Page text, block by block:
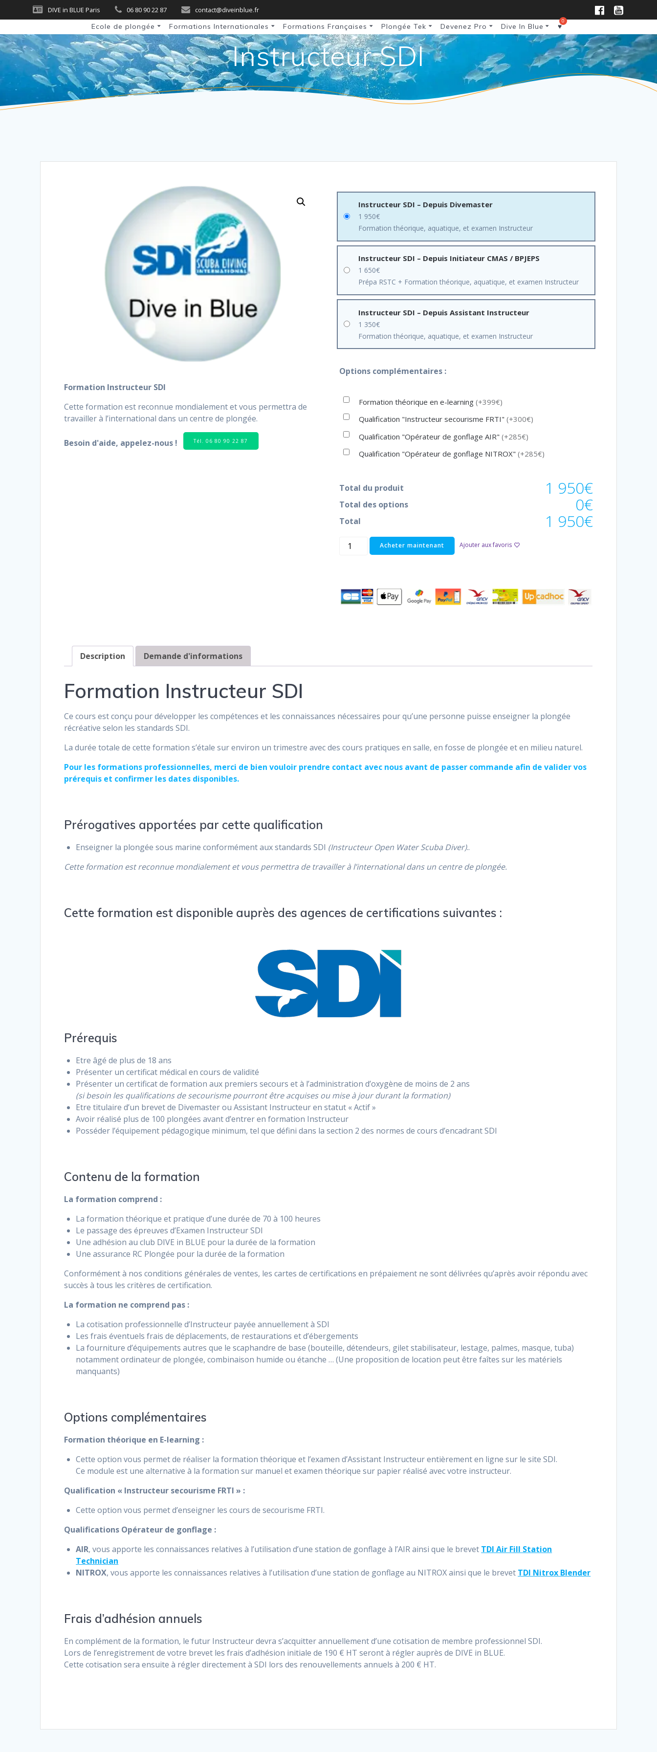
to
DIVE in BLUE Paris 06 80 90 22 87
contact@diveinblue.fr
Ecole de plongée
Formations Internationales Formations Françaises Plongée Tek Devenez Pro Dive In Blue ♥
Instructeur SDI
Formation Instructeur SDI
Cette formation est reconnue mondialement et vous permettra de
travailler à l’international dans un centre de plongée.
Besoin d'aide, appelez-nous ! Tél. 06 80 90 22 87
Instructeur SDI – Depuis Divemaster
1 950€
Formation théorique, aquatique, et examen Instructeur
Instructeur SDI – Depuis Initiateur CMAS / BPJEPS
1 650€
Prépa RSTC + Formation théorique, aquatique, et examen Instructeur
Instructeur SDI – Depuis Assistant Instructeur
1 350€
Formation théorique, aquatique, et examen Instructeur
Options complémentaires :
Formation théorique en e-learning (+399€)
Qualification "Instructeur secourisme FRTI" (+300€)
Qualification "Opérateur de gonflage AIR" (+285€)
Qualification "Opérateur de gonflage NITROX" (+285€)
Total du produit 1 950€
Total des options 0€
Total 1 950€
Acheter maintenant Ajouter aux favoris
Description Demande d'informations
Formation Instructeur SDI
Ce cours est conçu pour développer les compétences et les connaissances nécessaires pour qu’une personne puisse enseigner la plongée
récréative selon les standards SDI.
La durée totale de cette formation s’étale sur environ un trimestre avec des cours pratiques en salle, en fosse de plongée et en milieu naturel.
Pour les formations professionnelles, merci de bien vouloir prendre contact avec nous avant de passer commande afin de valider vos
prérequis et confirmer les dates disponibles.
Prérogatives apportées par cette qualification
Enseigner la plongée sous marine conformément aux standards SDI (Instructeur Open Water Scuba Diver)..
Cette formation est reconnue mondialement et vous permettra de travailler à l’international dans un centre de plongée.
Cette formation est disponible auprès des agences de certifications suivantes :
Prérequis
Etre âgé de plus de 18 ans
Présenter un certificat médical en cours de validité
Présenter un certificat de formation aux premiers secours et à l’administration d’oxygène de moins de 2 ans
(si besoin les qualifications de secourisme pourront être acquises ou mise à jour durant la formation)
Etre titulaire d’un brevet de Divemaster ou Assistant Instructeur en statut « Actif »
Avoir réalisé plus de 100 plongées avant d’entrer en formation Instructeur
Posséder l’équipement pédagogique minimum, tel que défini dans la section 2 des normes de cours d’encadrant SDI
Contenu de la formation
La formation comprend :
La formation théorique et pratique d’une durée de 70 à 100 heures
Le passage des épreuves d’Examen Instructeur SDI
Une adhésion au club DIVE in BLUE pour la durée de la formation
Une assurance RC Plongée pour la durée de la formation
Conformément à nos conditions générales de ventes, les cartes de certifications en prépaiement ne sont délivrées qu’après avoir répondu avec
succès à tous les critères de certification.
La formation ne comprend pas :
La cotisation professionnelle d’Instructeur payée annuellement à SDI
Les frais éventuels frais de déplacements, de restaurations et d’ébergements
La fourniture d’équipements autres que le scaphandre de base (bouteille, détendeurs, gilet stabilisateur, lestage, palmes, masque, tuba)
notamment ordinateur de plongée, combinaison humide ou étanche … (Une proposition de location peut être faîtes sur les matériels
manquants)
Options complémentaires
Formation théorique en E-learning :
Cette option vous permet de réaliser la formation théorique et l’examen d’Assistant Instructeur entièrement en ligne sur le site SDI.
Ce module est une alternative à la formation sur manuel et examen théorique sur papier réalisé avec votre instructeur.
Qualification « Instructeur secourisme FRTI » :
Cette option vous permet d’enseigner les cours de secourisme FRTI.
Qualifications Opérateur de gonflage :
AIR, vous apporte les connaissances relatives à l’utilisation d’une station de gonflage à l’AIR ainsi que le brevet TDI Air Fill Station
Technician
NITROX, vous apporte les connaissances relatives à l’utilisation d’une station de gonflage au NITROX ainsi que le brevet TDI Nitrox Blender
Frais d’adhésion annuels
En complément de la formation, le futur Instructeur devra s’acquitter annuellement d’une cotisation de membre professionnel SDI.
Lors de l’enregistrement de votre brevet les frais d’adhésion initiale de 190 € HT seront à régler auprès de DIVE in BLUE.
Cette cotisation sera ensuite à régler directement à SDI lors des renouvellements annuels à 200 € HT.